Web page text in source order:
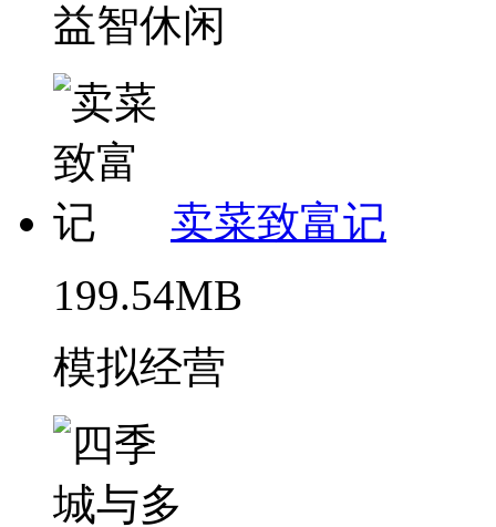
益智休闲
卖菜致富记
199.54MB
模拟经营